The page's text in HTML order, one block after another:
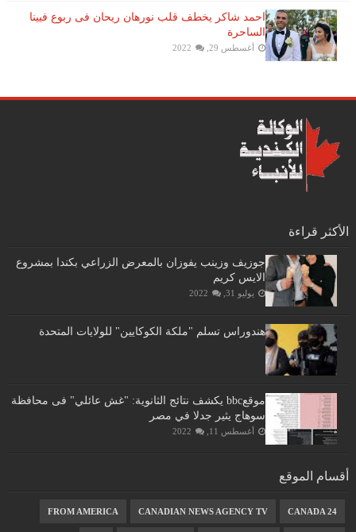
احمد شاكر يخطف قلب نورهان ريحان فى ربوع فيينا
الساحرة
أغسطس 29, 2022
الأكثر قراءة
جوزيف وزينب يفوزان بالمعرض الزراعي بكندا بمشروع
الايس كريم
يوليو 31, 2022
هندوراس تسلم "ملكة الكوكايين" للولايات المتحدة
موقعbbc يكشف نتائج الثانوية: "غش عائلي" فى محافظة
سوهاج يثير جدلا في مصر
أغسطس 11, 2022
أقسام الموقع
CANADA 24
CANADIAN NEWS AGENCY TV
FROM AMERICA